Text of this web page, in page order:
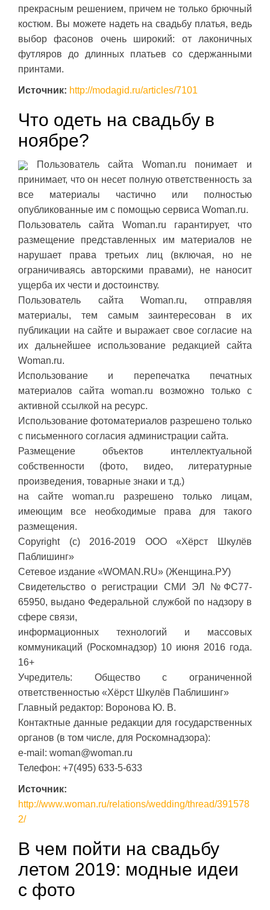
прекрасным решением, причем не только брючный
костюм. Вы можете надеть на свадьбу платья, ведь
выбор фасонов очень широкий: от лаконичных
футляров до длинных платьев со сдержанными
принтами.
Источник: http://modagid.ru/articles/7101
Что одеть на свадьбу в
ноябре?
Пользователь сайта Woman.ru понимает и
принимает, что он несет полную ответственность за
все материалы частично или полностью
опубликованные им с помощью сервиса Woman.ru.
Пользователь сайта Woman.ru гарантирует, что
размещение представленных им материалов не
нарушает права третьих лиц (включая, но не
ограничиваясь авторскими правами), не наносит
ущерба их чести и достоинству.
Пользователь сайта Woman.ru, отправляя
материалы, тем самым заинтересован в их
публикации на сайте и выражает свое согласие на
их дальнейшее использование редакцией сайта
Woman.ru.
Использование и перепечатка печатных
материалов сайта woman.ru возможно только с
активной ссылкой на ресурс.
Использование фотоматериалов разрешено только
с письменного согласия администрации сайта.
Размещение объектов интеллектуальной
собственности (фото, видео, литературные
произведения, товарные знаки и т.д.)
на сайте woman.ru разрешено только лицам,
имеющим все необходимые права для такого
размещения.
Copyright (с) 2016-2019 ООО «Хёрст Шкулёв
Паблишинг»
Сетевое издание «WOMAN.RU» (Женщина.РУ)
Свидетельство о регистрации СМИ ЭЛ №ФС77-
65950, выдано Федеральной службой по надзору в
сфере связи,
информационных технологий и массовых
коммуникаций (Роскомнадзор) 10 июня 2016 года.
16+
Учредитель: Общество с ограниченной
ответственностью «Хёрст Шкулёв Паблишинг»
Главный редактор: Воронова Ю. В.
Контактные данные редакции для государственных
органов (в том числе, для Роскомнадзора):
e-mail: woman@woman.ru
Телефон: +7(495) 633-5-633
Источник:
http://www.woman.ru/relations/wedding/thread/391578
2/
В чем пойти на свадьбу
летом 2019: модные идеи
с фото